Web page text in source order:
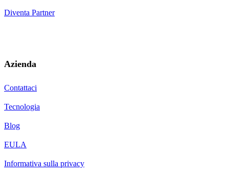
Diventa Partner
Azienda
Contattaci
Tecnologia
Blog
EULA
Informativa sulla privacy